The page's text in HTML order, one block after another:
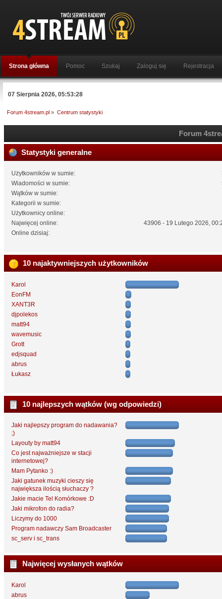
Strona główna Pomoc Szukaj Zaloguj się Rejestracja
07 Sierpnia 2026, 05:53:28
Forum 4stream.pl » Centrum statystyki
Forum
Statystyki generalne
Użytkowników w sumie:
Wiadomości w sumie:
Wątków w sumie:
Kategorii w sumie:
Użytkownicy online:
Najwięcej online:
43906 - 19 Lutego 2026,
Online dzisiaj:
10 najaktywniejszych użytkowników
Karol
EonFM
XANT3R
djpolekos
matt94
wavemusic
Grott
edjsquad
abrus
Łukasz
10 najlepszych wątków (wg odpowiedzi)
Jaki najlepszy program do nadawania?
;)
Layouty by matt94
Co jest najważniejsze w stacji
internetowej?
Mam Pytanko :)
Jaki gatunek muzyki cieszy się
największa ilością słuchaczy ?
Jakie macie Tel Komórkowe :D
Jaki mikrofon do radia?
Liczymy do 1000
Program nadawczy Sam Broadcaster
sc_serv i sc_trans
Najwięcej wysłanych wątków
Karol
abrus